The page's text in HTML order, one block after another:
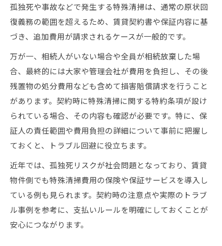
孤独死や事故などで発生する特殊清掃は、通常の原状回
復義務の範囲を超えるため、賃貸契約書や保証内容に基
づき、追加費用が請求されるケースが一般的です。
万が一、相続人がいない場合や全員が相続放棄した場
合、最終的には大家や管理会社が費用を負担し、その後
残置物の処分費用なども含めて損害賠償請求を行うこと
があります。契約時に特殊清掃に関する特約条項が設け
られている場合、その内容も確認が必要です。特に、保
証人の責任範囲や費用負担の詳細について事前に把握し
ておくと、トラブル回避に役立ちます。
近年では、孤独死リスクが社会問題となっており、賃貸
物件側でも特殊清掃費用の保険や保証サービスを導入し
ている例も見られます。契約時の注意点や実際のトラブ
ル事例を参考に、支払いルールを明確にしておくことが
安心につながります。